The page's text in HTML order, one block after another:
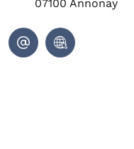
07100 Annonay